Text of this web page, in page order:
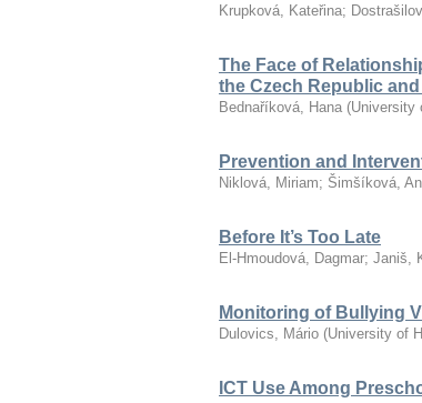
Krupková, Kateřina;
The Face of
the Czech Republic and
Bednaříková, Hana (University
Prevention and
Niklová, Miriam; Šimšíková,
Before It’s Too Late
El-Hmoudová, Dagmar; Janiš,
Monitoring of Bullying
Dulovics, Mário (University of
ICT Use Among